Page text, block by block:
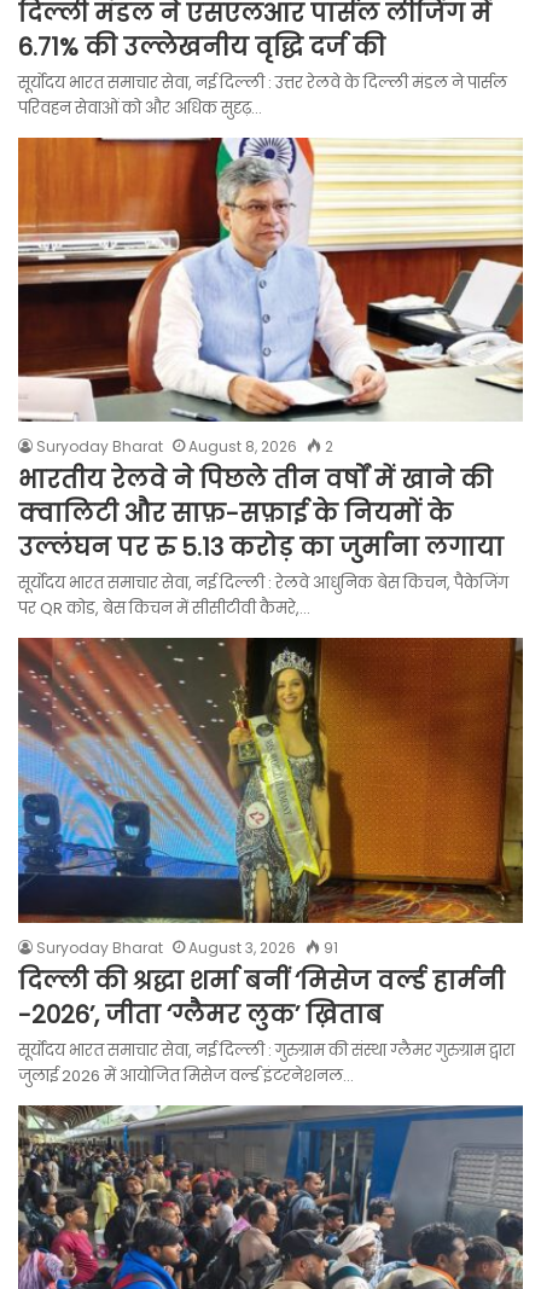
दिल्ली मंडल ने एसएलआर पार्सल लीजिंग में
6.71% की उल्लेखनीय वृद्धि दर्ज की
सूर्योदय भारत समाचार सेवा, नई दिल्ली : उत्तर रेलवे के दिल्ली मंडल ने पार्सल
परिवहन सेवाओं को और अधिक सुदृढ़…
Suryoday Bharat August 8, 2026 2
भारतीय रेलवे ने पिछले तीन वर्षों में खाने की
क्वालिटी और साफ़-सफ़ाई के नियमों के
उल्लंघन पर रु 5.13 करोड़ का जुर्माना लगाया
सूर्योदय भारत समाचार सेवा, नई दिल्ली : रेलवे आधुनिक बेस किचन, पैकेजिंग
पर QR कोड, बेस किचन में सीसीटीवी कैमरे,…
Suryoday Bharat August 3, 2026 91
दिल्ली की श्रद्धा शर्मा बनीं ‘मिसेज वर्ल्ड हार्मनी
-2026’, जीता ‘ग्लैमर लुक’ ख़िताब
सूर्योदय भारत समाचार सेवा, नई दिल्ली : गुरुग्राम की संस्था ग्लैमर गुरुग्राम द्वारा
जुलाई 2026 में आयोजित मिसेज वर्ल्ड इंटरनेशनल…